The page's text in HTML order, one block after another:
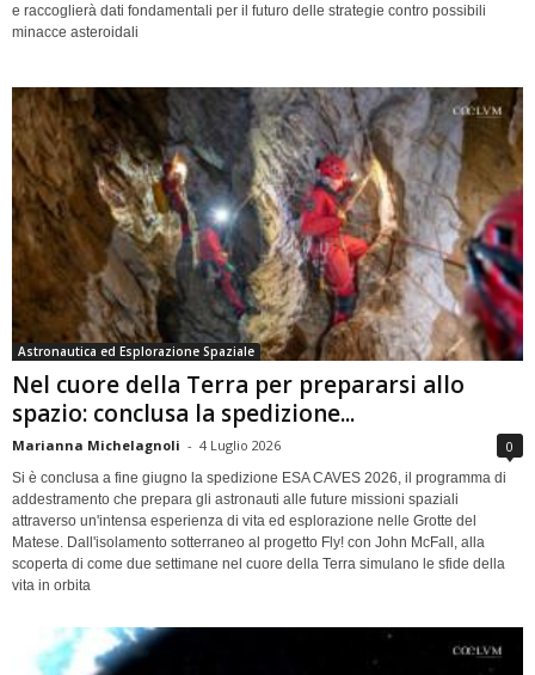
e raccoglierà dati fondamentali per il futuro delle strategie contro possibili
minacce asteroidali
Astronautica ed Esplorazione Spaziale
Nel cuore della Terra per prepararsi allo
spazio: conclusa la spedizione...
Marianna Michelagnoli - 4 Luglio 2026 0
Si è conclusa a fine giugno la spedizione ESA CAVES 2026, il programma di
addestramento che prepara gli astronauti alle future missioni spaziali
attraverso un'intensa esperienza di vita ed esplorazione nelle Grotte del
Matese. Dall'isolamento sotterraneo al progetto Fly! con John McFall, alla
scoperta di come due settimane nel cuore della Terra simulano le sfide della
vita in orbita